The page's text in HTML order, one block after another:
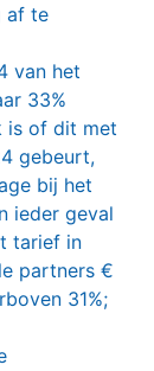
af te
van het
33%
is of dit met
gebeurt,
bij het
ieder geval
tarief in
partners €
31%;